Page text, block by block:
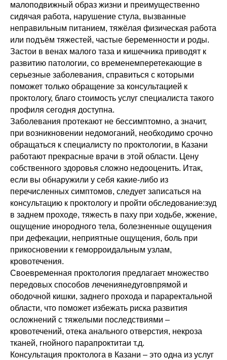
малоподвижный образ жизни и преимущественно
сидячая работа, нарушение стула, вызванные
неправильным питанием, тяжёлая физическая работа
или подъём тяжестей, частые беременности и роды.
Застои в венах малого таза и кишечника приводят к
развитию патологии, со временемперетекающие в
серьезные заболевания, справиться с которыми
поможет только обращение за консультацией к
проктологу, благо стоимость услуг специалиста такого
профиля сегодня доступна.
Заболевания протекают не бессимптомно, а значит,
при возникновении недомоганий, необходимо срочно
обращаться к специалисту по проктологии, в Казани
работают прекрасные врачи в этой области. Цену
собственного здоровья сложно недооценить. Итак,
если вы обнаружили у себя какие-либо из
перечисленных симптомов, следует записаться на
консультацию к проктологу и пройти обследование:зуд
в заднем проходе, тяжесть в паху при ходьбе, жжение,
ощущение инородного тела, болезненные ощущения
при дефекации, неприятные ощущения, боль при
прикосновении к геморроидальным узлам,
кровотечения.
Своевременная проктология предлагает множество
передовых способов лечениянедуговпрямой и
ободочной кишки, заднего прохода и параректальной
области, что поможет избежать риска развития
осложнений с тяжелыми последствиями –
кровотечений, отека анального отверстия, некроза
тканей, гнойного парапроктитаи т.д.
Консультация проктолога в Казани – это одна из услуг